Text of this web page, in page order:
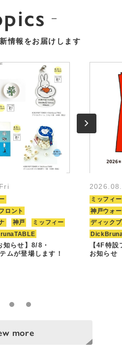
情報をお届けします
ロント
神戸
ミッフィー
知らせ】8/8・
ムが登場します！
ミッフィー
神戸ウォ
ディック
【4F特
お知らせ
more